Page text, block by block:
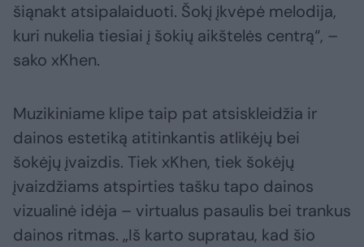
šiąnakt atsipalaiduoti. Šokį įkvėpė melodija,
kuri nukelia tiesiai į šokių aikštelės centrą“, –
sako xKhen.
Muzikiniame klipe taip pat atsiskleidžia ir
dainos estetiką atitinkantis atlikėjų bei
šokėjų įvaizdis. Tiek xKhen, tiek šokėjų
įvaizdžiams atspirties tašku tapo dainos
vizualinė idėja – virtualus pasaulis bei trankus
dainos ritmas. „Iš karto supratau, kad šio